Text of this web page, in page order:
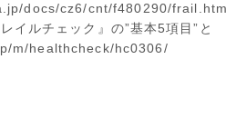
docs/cz6/cnt/f480290/
イルチェック』の”基本5項目”と
m/healthcheck/hc0306/